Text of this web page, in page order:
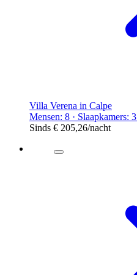
Villa Verena in Calpe
Mensen: 8 · Slaapkamers:
Sinds € 205,26/nacht